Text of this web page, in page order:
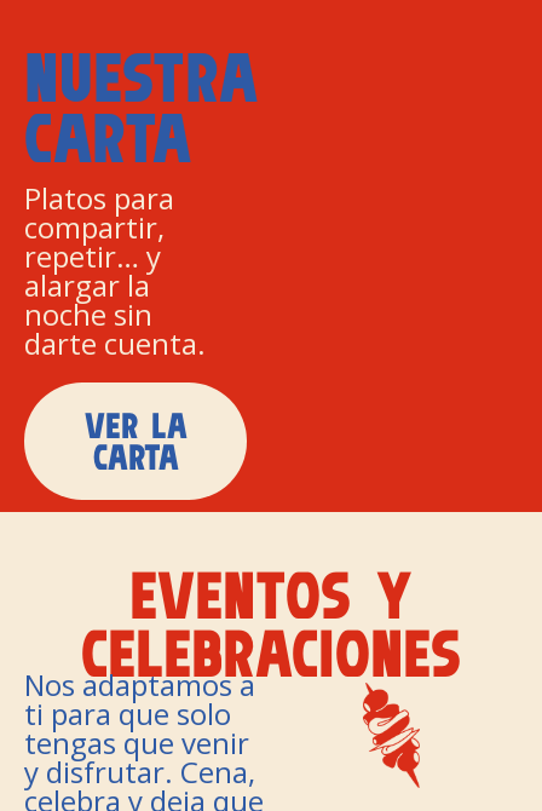
NUESTRA
CARTA
Platos para
compartir,
repetir… y
alargar la
noche sin
darte cuenta.
VER LA
CARTA
EVENTOS Y
CELEBRACIONES
Nos adaptamos a
ti para que solo
tengas que venir
y disfrutar. Cena,
celebra y deja que